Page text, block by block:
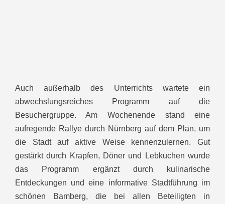
Auch außerhalb des Unterrichts wartete ein
abwechslungsreiches Programm auf die
Besuchergruppe. Am Wochenende stand eine
aufregende Rallye durch Nürnberg auf dem Plan, um
die Stadt auf aktive Weise kennenzulernen. Gut
gestärkt durch Krapfen, Döner und Lebkuchen wurde
das Programm ergänzt durch kulinarische
Entdeckungen und eine informative Stadtführung im
schönen Bamberg, die bei allen Beteiligten in